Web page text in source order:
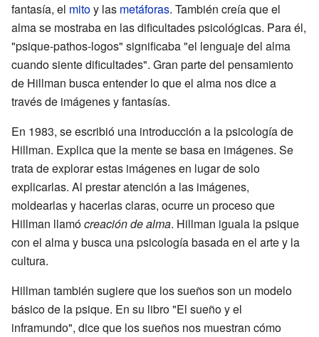
fantasía, el mitoy las metáforas. También creía que el
alma se mostraba en las dificultades psicológicas. Para él,
"psique-pathos-logos" significaba "el lenguaje del alma
cuando siente dificultades". Gran parte del pensamiento
de Hillman busca entender lo que el alma nos dice a
través de imágenes y fantasías.
En 1983, se escribió una introducción a la psicología de
Hillman. Explica que la mente se basa en imágenes. Se
trata de explorar estas imágenes en lugar de solo
explicarlas. Al prestar atención a las imágenes,
moldearlas y hacerlas claras, ocurre un proceso que
Hillman llamócreación de alma. Hillman iguala la psique
con el alma y busca una psicología basada en el arte y la
cultura.
Hillman también sugiere que los sueños son un modelo
básico de la psique. En su libro "El sueño y el
inframundo", dice que los sueños nos muestran cómo